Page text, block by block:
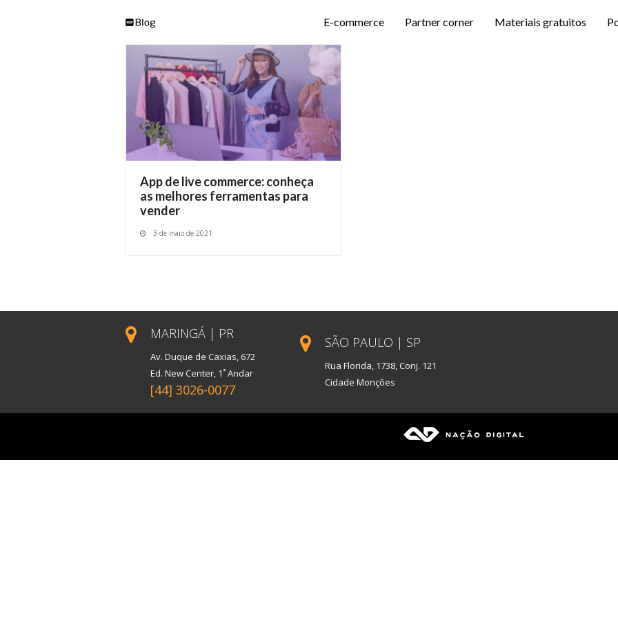
E-commerce Partner corner Materiais gratuitos
App de live commerce: conheça
as melhores ferramentas para
vender
3 de maio de 2021
MARINGÁ | PR
Av. Duque de Caxias, 672
Ed. New Center, 1˚ Andar
[44] 3026-0077
SÃO PAULO | SP
Rua Florida, 1738, Conj. 121
Cidade Monções